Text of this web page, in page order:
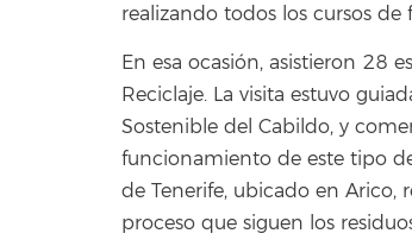
realizando todos los cursos de
En esa ocasión, asistieron 28
Reciclaje. La visita estuvo
Sostenible del Cabildo, y
funcionamiento de este tipo
de Tenerife, ubicado en Arico,
proceso que siguen los